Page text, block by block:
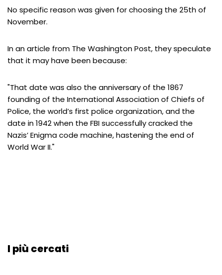
No specific reason was given for choosing the 25th of
November.
In an article from The Washington Post, they speculate
that it may have been because:
"That date was also the anniversary of the 1867
founding of the International Association of Chiefs of
Police, the world’s first police organization, and the
date in 1942 when the FBI successfully cracked the
Nazis’ Enigma code machine, hastening the end of
World War II."
I più cercati